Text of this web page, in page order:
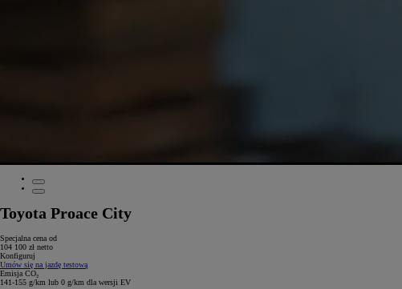
Toyota Proace City
Specjalna cena od
104 100 zł netto
Konfiguruj
Umów się na jazdę testową
Emisja CO₂
141-155 g/km lub 0 g/km dla wersji EV